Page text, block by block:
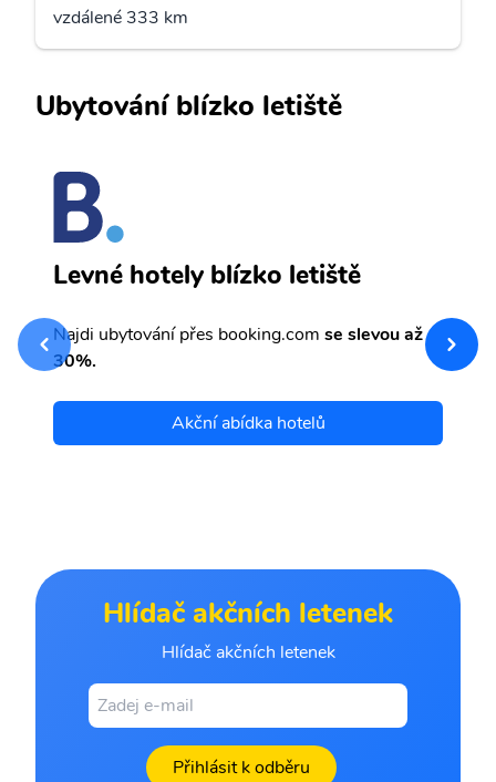
vzdálené 333 km
Ubytování blízko letiště
Levné hotely blízko letiště
Najdi ubytování přes booking.com se slevou až
30%.
Akční abídka hotelů
Hlídač akčních letenek
Hlídač akčních letenek
Přihlásit k odběru